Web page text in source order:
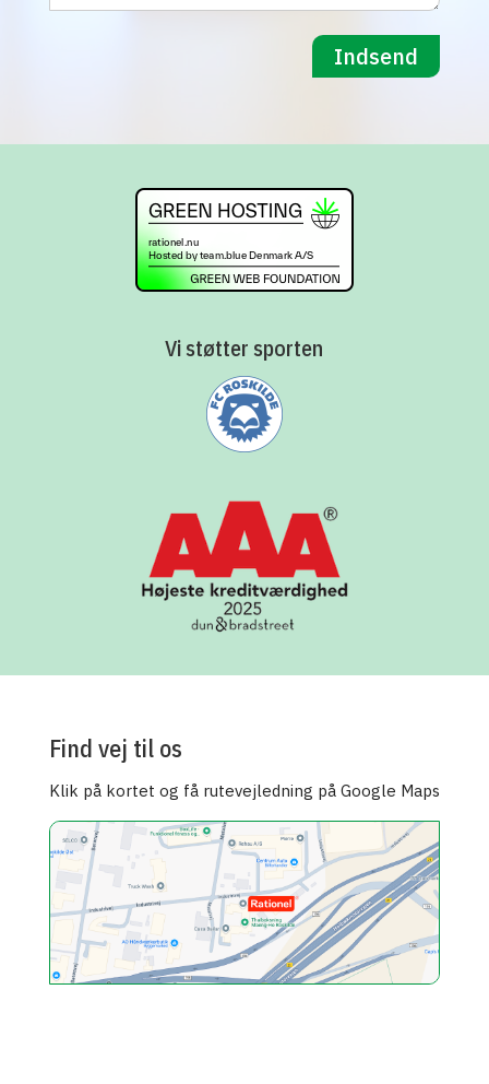
Indsend
Vi støtter sporten
Find vej til os
Klik på kortet og få rutevejledning på Google Maps